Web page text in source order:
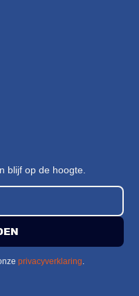
blijf op de hoogte.
privacyverklaring.